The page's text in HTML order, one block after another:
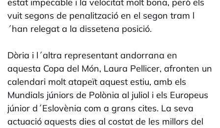
estat impecable i la velocitat molt bona, però els
vuit segons de penalització en el segon tram l
´han relegat a la dissetena posició.
Dòria i l´altra representant andorrana en
aquesta Copa del Món, Laura Pellicer, afronten un
calendari molt atapeït aquest estiu, amb els
Mundials júniors de Polònia al juliol i els Europeus
júnior d´Eslovènia com a grans cites. La seva
actuació aquests dies al costat de les millors del